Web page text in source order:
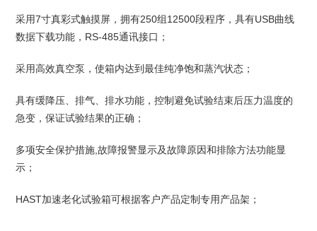
采用7寸真彩式触摸屏，拥有250组12500段程序，具有USB曲线
数据下载功能，RS-485通讯接口；
采用高效真空泵，使箱内达到最佳纯净饱和蒸汽状态；
具有缓降压、排气、排水功能，控制避免试验结束后压力温度的
急变，保证试验结果的正确；
多项安全保护措施,故障报警显示及故障原因和排除方法功能显
示；
HAST加速老化试验箱可根据客户产品定制专用产品架；